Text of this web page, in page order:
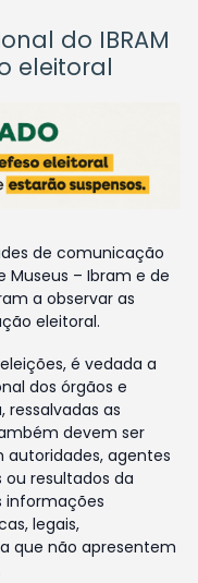
do IBRAM
eleitoral
de comunicação
Museus – Ibram e de
a observar as
eleitoral.
é vedada a
dos órgãos e
ressalvadas as
devem ser
agentes
ou resultados da
informações
legais,
que não apresentem